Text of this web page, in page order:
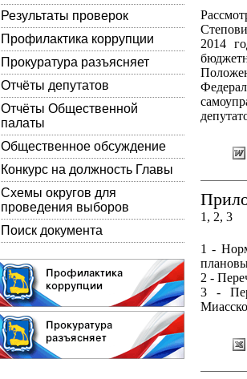
Результаты проверок
Профилактика коррупции
Прокуратура разъясняет
Отчёты депутатов
Отчёты Общественной
палаты
Общественное обсуждение
Конкурс на должность Главы
Схемы округов для
проведения выборов
Поиск документа
2014
1, 2, 3
1 -
2 -
3 -